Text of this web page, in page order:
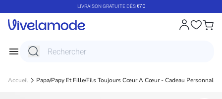
LIVRAISON GRATUITE DÈS€70
Accueil Papa/Papy Et Fille/Fils Toujours Cœur A Cœur - Cadeau